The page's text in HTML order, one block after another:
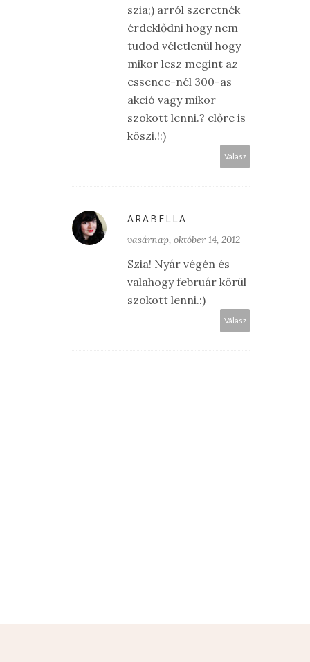
szia;) arról szeretnék
érdeklődni hogy nem
tudod véletlenül hogy
mikor lesz megint az
essence-nél 300-as
akció vagy mikor
szokott lenni.? előre is
köszi.!:)
Válasz
ARABELLA
vasárnap, október 14, 2012
Szia! Nyár végén és
valahogy február körül
szokott lenni.:)
Válasz